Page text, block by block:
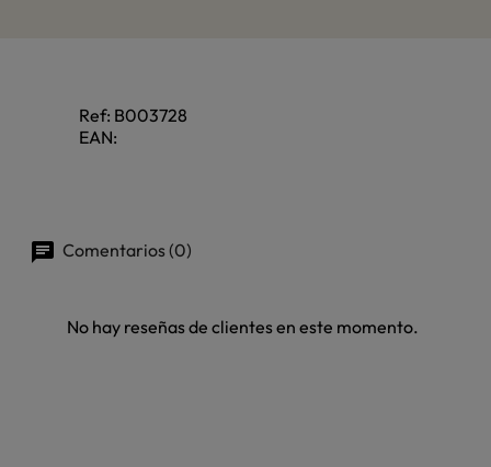
Ref: B003728
EAN:
Comentarios (0)
No hay reseñas de clientes en este momento.